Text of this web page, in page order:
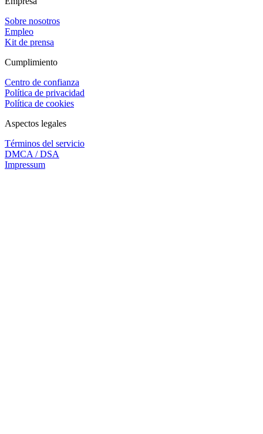
Sobre nosotros
Empleo
Kit de prensa
Cumplimiento
Centro de confianza
Política de privacidad
Política de cookies
Aspectos legales
Términos del servicio
DMCA / DSA
Impressum